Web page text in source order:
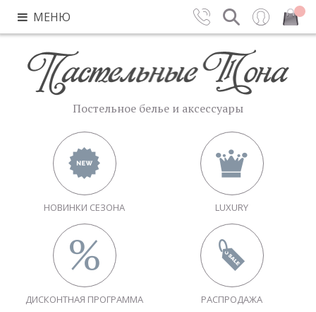
МЕНЮ Вход Закрыть
Постельное белье и аксессуары
НОВИНКИ СЕЗОНА LUXURY
ДИСКОНТНАЯ ПРОГРАММА РАСПРОДАЖА